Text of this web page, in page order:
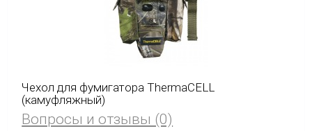
Чехол для фумигатора ThermaCELL
(камуфляжный)
Вопросы и отзывы (0)